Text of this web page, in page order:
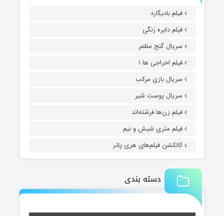
فیلم بادیگارد
فیلم دایره زنگی
سریال گنج مظفر
فیلم اخراجی ها ۱
سریال بازی مرکب
سریال پوست شیر
فیلم زن‌ها فرشته‌اند
فیلم متری شیش و نیم
کالکشن فیلم‌های هری پاتر
دسته بندی